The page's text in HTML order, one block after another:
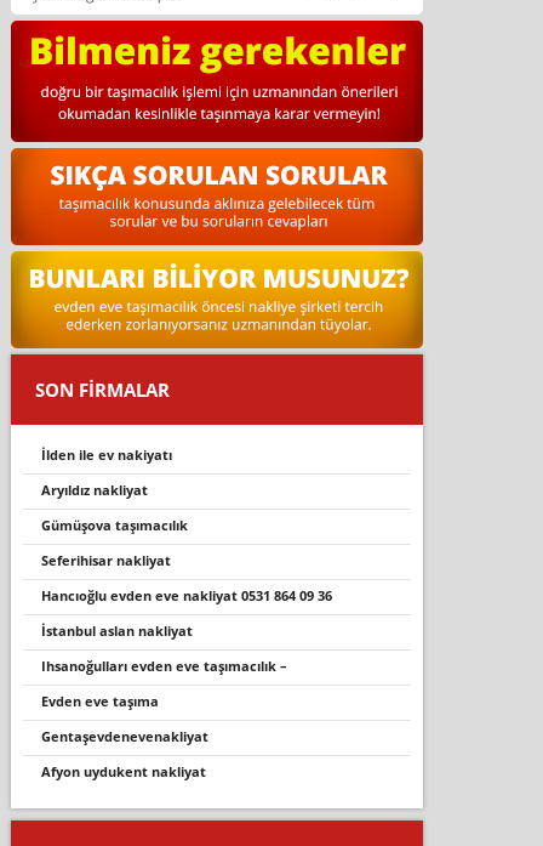
SON FİRMALAR
ilden ile ev nakiyatı
aryıldız nakliyat
gümüşova taşimacilik
seferi̇hi̇sar nakli̇yat
hancioğlu evden eve nakli̇yat 0531 864 09 36
i̇stanbul aslan nakliyat
ihsanoğullari evden eve taşimacilik –
evden eve taşıma
gentaşevdenevenakli̇yat
afyon uydukent nakliyat